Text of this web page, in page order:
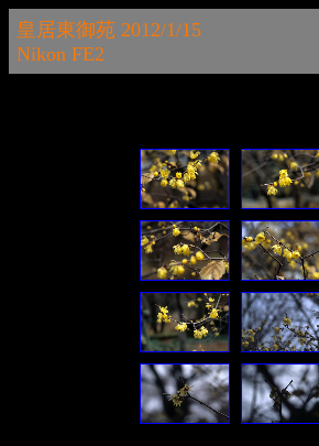
皇居東御苑 2012/1/15
Nikon FE2